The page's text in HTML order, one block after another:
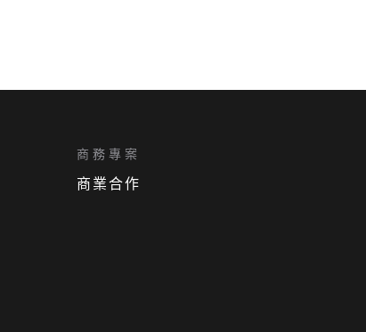
商務專案
商業合作